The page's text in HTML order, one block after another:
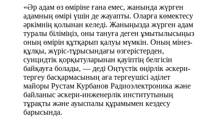
«Әр адам өз өміріне ғана емес, жанында жүрген
адамның өмірі үшін де жауапты. Оларға көмектесу
әркімнің қолынан келеді. Жаныңызда жүрген адам
туралы біліміңіз, оны тануға деген ұмытылысыңыз
оның өмірін құтқарып қалуы мүмкін. Оның мінез-
құлқы, жүріс-тұрысындағы өзгерістерден,
суицидтік қорқытуларынан қауіптің белгісін
байқауға болады, — деді Оңтүстік өңірлік әскери-
тергеу басқармасының аға тергеушісі әділет
майоры Рустам Курбанов Радиоэлектроника және
байланыс әскери-инженерлік институтының
тұрақты және ауыспалы құрамымен кездесу
барысында.